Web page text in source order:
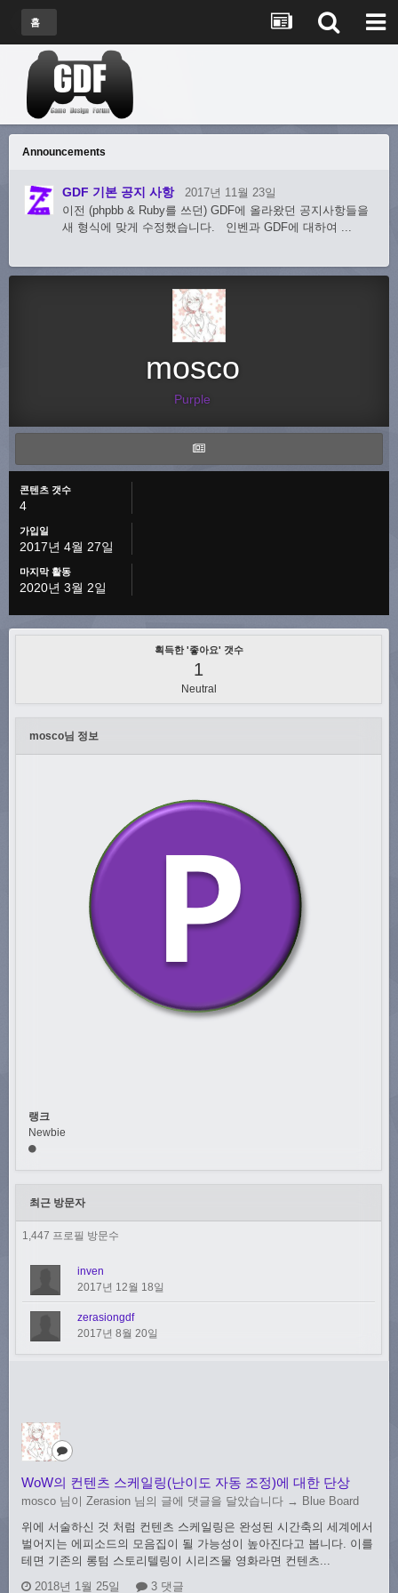
홈
Announcements
GDF 기본 공지 사항
2017년 11월 23일
이전 (phpbb & Ruby를 쓰던) GDF에 올라왔던 공지사항들을
새 형식에 맞게 수정했습니다. 인벤과 GDF에 대하여 ...
mosco
Purple
콘텐츠 갯수
4
가입일
2017년 4월 27일
마지막 활동
2020년 3월 2일
획득한 '좋아요' 갯수
1
Neutral
mosco님 정보
랭크
Newbie
최근 방문자
1,447 프로필 방문수
inven
2017년 12월 18일
zerasiongdf
2017년 8월 20일
WoW의 컨텐츠 스케일링(난이도 자동 조정)에 대한 단상
mosco 님이 Zerasion 님의 글에 댓글을 달았습니다 → Blue Board
위에 서술하신 것 처럼 컨텐츠 스케일링은 완성된 시간축의 세계에서
벌어지는 에피소드의 모음집이 될 가능성이 높아진다고 봅니다. 이를
테면 기존의 롱텀 스토리텔링이 시리즈물 영화라면 컨텐츠...
2018년 1월 25일
3 댓글